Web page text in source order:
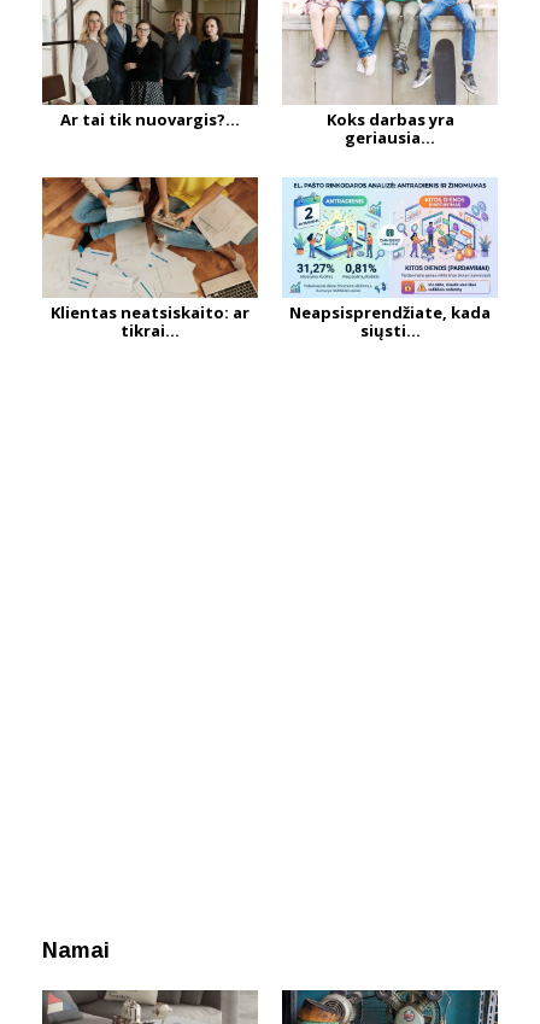
Ar tai tik nuovargis?...
Koks darbas yra
geriausia...
Klientas neatsiskaito: ar
tikrai...
Neapsisprendžiate, kada
siųsti...
Namai